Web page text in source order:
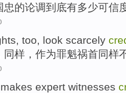
忠的论调到底有多少可信
, too, look scarcely
同样 ， 作为罪魁祸首同样
makes expert witnesses